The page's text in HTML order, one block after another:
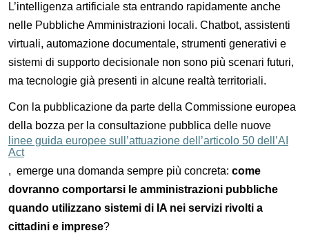
L’intelligenza artificiale sta entrando rapidamente anche
nelle Pubbliche Amministrazioni locali. Chatbot, assistenti
virtuali, automazione documentale, strumenti generativi e
sistemi di supporto decisionale non sono più scenari futuri,
ma tecnologie già presenti in alcune realtà territoriali.
Con la pubblicazione da parte della Commissione europea
della bozza per la consultazione pubblica delle nuove
linee guida europee sull’attuazione dell’articolo 50 dell’AI
Act
, emerge una domanda sempre più concreta: come
dovranno comportarsi le amministrazioni pubbliche
quando utilizzano sistemi di IA nei servizi rivolti a
cittadini e imprese?